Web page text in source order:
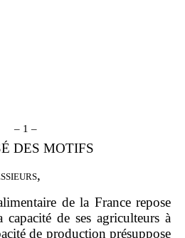
– 1 –
DES MOTIFS
,
de la France repose
de ses agriculteurs à
de production présuppose